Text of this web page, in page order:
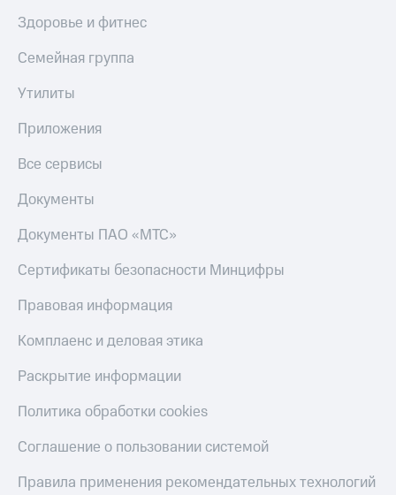
Здоровье и фитнес
Семейная группа
Утилиты
Приложения
Все сервисы
Документы
Документы ПАО «МТС»
Сертификаты безопасности Минцифры
Правовая информация
Комплаенс и деловая этика
Раскрытие информации
Политика обработки cookies
Соглашение о пользовании системой
Правила применения рекомендательных технологий